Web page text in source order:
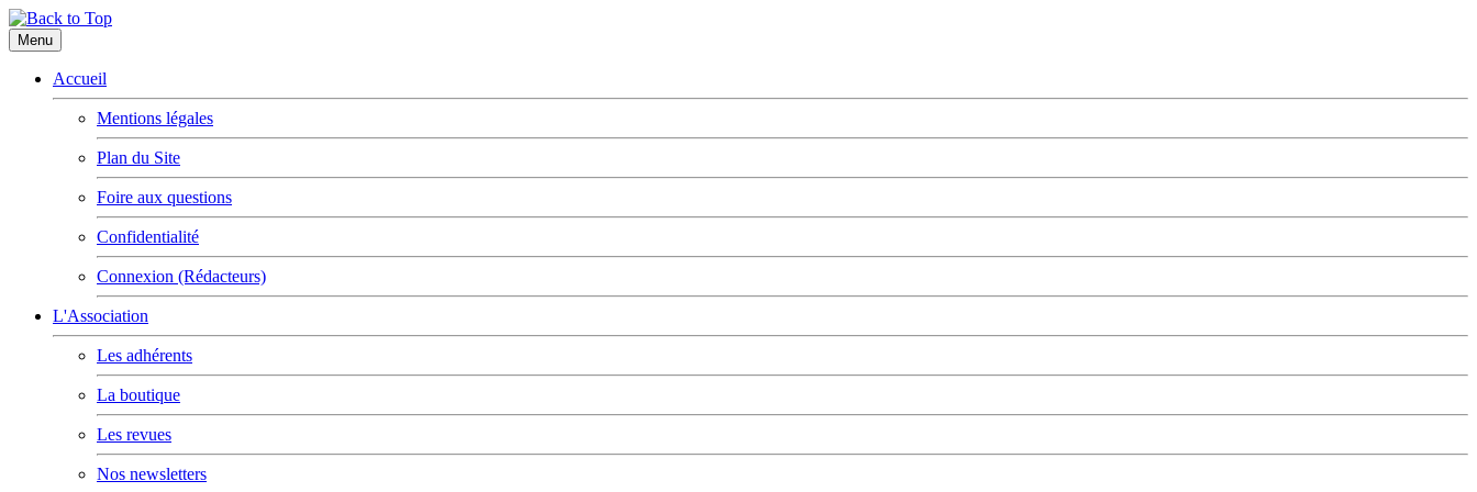
Menu
Accueil
Mentions légales
Plan du Site
Foire aux questions
Confidentialité
Connexion (Rédacteurs)
L'Association
Les adhérents
La boutique
Les revues
Nos newsletters